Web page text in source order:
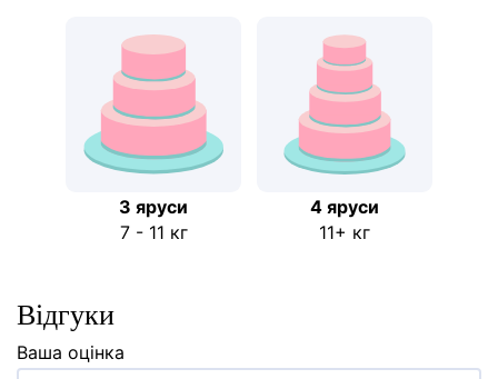
3 яруси
7 - 11 кг
4 яруси
11+ кг
Відгуки
Ваша оцінка